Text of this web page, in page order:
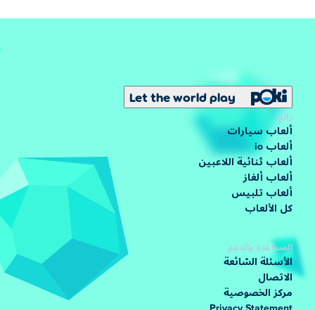
Let the world play
رائج
ألعاب سيارات
ألعاب io
ألعاب ثنائية اللاعبين
ألعاب ألغاز
ألعاب تلبيس
كل الألعاب
المساعدة والدعم
الأسئلة الشائعة
الاتصال
مركز الخصوصية